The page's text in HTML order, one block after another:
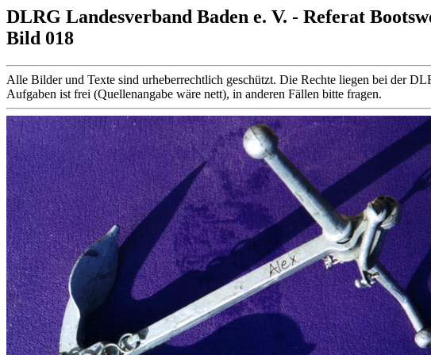
DLRG Landesverband Baden e. V. - Referat
Bild 018
Alle Bilder und Texte sind urheberrechtlich geschützt. Die Rechte liegen bei der
Aufgaben ist frei (Quellenangabe wäre nett), in anderen Fällen bitte fragen.